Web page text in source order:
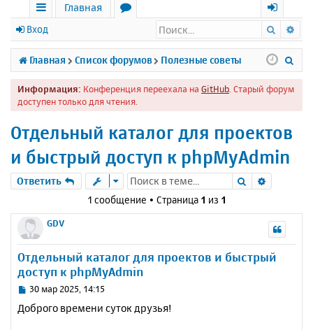
с
ы
л
к
Главная
р
у
м
х
о
д
Вход Поиск
Главная Список форумов Полезные советы
Информация: Конференция переехала на GitHub . Старый форум
доступен только для чтения.
Отдельный каталог для проектов
и быстрый доступ к phpMyAdmin
Ответить Поиск
1 сообщение • Страница 1 из 1
GDV
Отдельный каталог для проектов и быстрый
доступ к phpMyAdmin
С
о
30 мар 2025, 14:15
Доброго времени суток друзья!